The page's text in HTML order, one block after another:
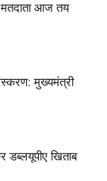
आज तय
मुख्यमंत्री
डब्लयूपीए खिताब